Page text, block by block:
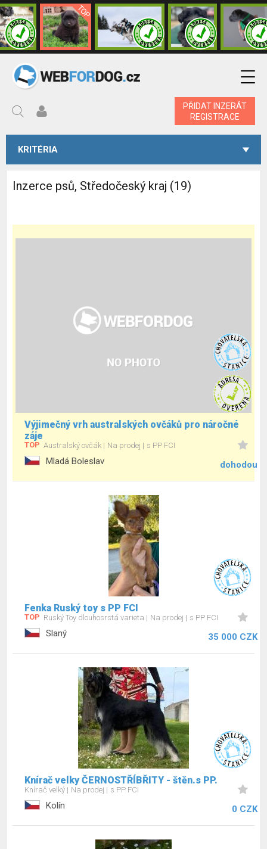
PŘIDAT INZERÁT
REGISTRACE
KRITÉRIA
Inzerce psů, Středočeský kraj (19)
Výjimečný vrh australských ovčáků pro náročné
záje
TOP Australský ovčák Na prodej s PP FCI
Mladá Boleslav dohodou
Fenka Ruský toy s PP FCI
TOP Ruský Toy dlouhosrstá varieta Na prodej s PP FCI
Slaný 35 000 CZK
Knírač velky ČERNOSTŘÍBŘITY - štěn.s PP.
Knírač velký Na prodej s PP FCI
Kolín 0 CZK